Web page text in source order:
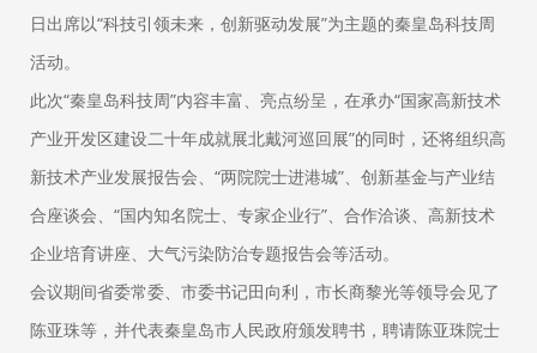
日出席以“科技引领未来，创新驱动发展”为主题的秦皇岛科技周
活动。
此次“秦皇岛科技周”内容丰富、亮点纷呈，在承办“国家高新技术
产业开发区建设二十年成就展北戴河巡回展”的同时，还将组织高
新技术产业发展报告会、“两院院士进港城”、创新基金与产业结
合座谈会、“国内知名院士、专家企业行”、合作洽谈、高新技术
企业培育讲座、大气污染防治专题报告会等活动。
会议期间省委常委、市委书记田向利，市长商黎光等领导会见了
陈亚珠等，并代表秦皇岛市人民政府颁发聘书，聘请陈亚珠院士